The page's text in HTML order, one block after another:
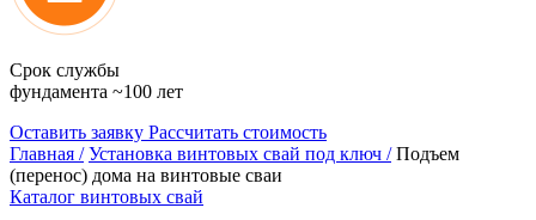
Срок службы
фундамента ~100 лет
Оставить заявку Рассчитать стоимость
Главная / Установка винтовых свай под ключ /Подъем
(перенос) дома на винтовые сваи
Каталог винтовых свай